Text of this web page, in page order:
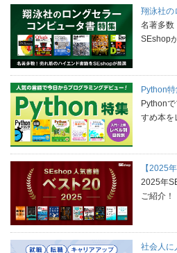
翔泳社の
名著多数
SEshop
Python
Python
すめ本を
【2025
2025年
ご紹介！
社会人に